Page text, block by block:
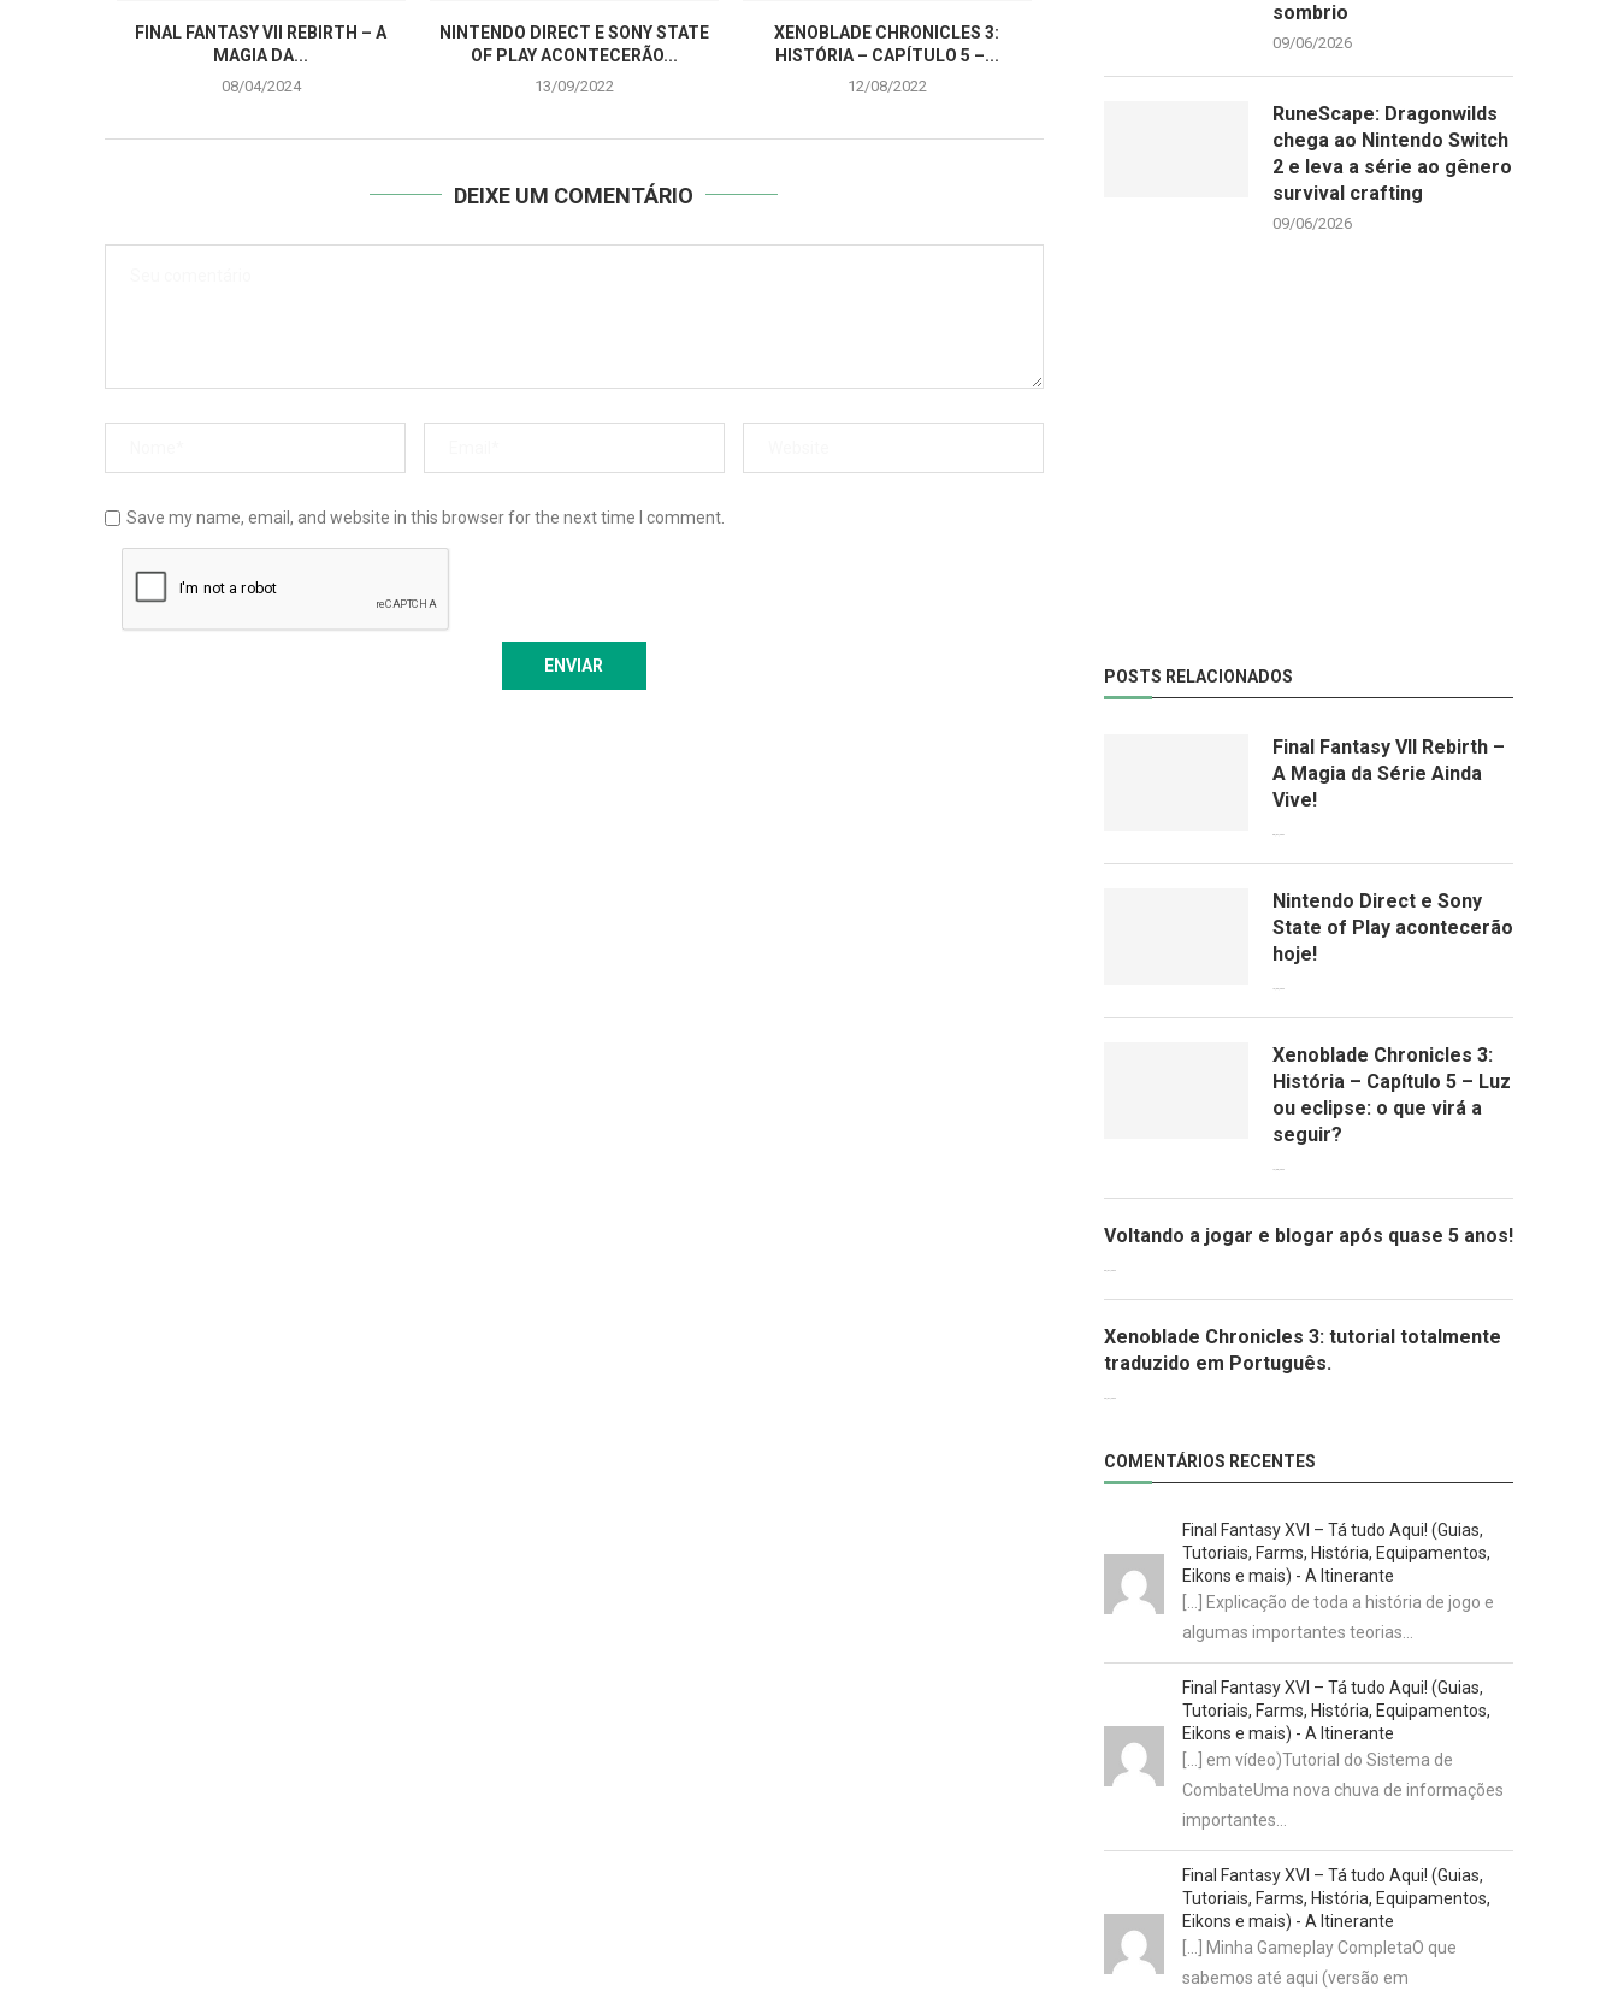
FINAL FANTASY VII REBIRTH – A
MAGIA DA...
08/04/2024
NINTENDO DIRECT E SONY STATE
OF PLAY ACONTECERÃO...
13/09/2022
XENOBLADE CHRONICLES 3:
HISTÓRIA – CAPÍTULO 5 –...
12/08/2022
DEIXE UM COMENTÁRIO
Save my name, email, and website in this browser for the next time I comment.
sombrio
09/06/2026
RuneScape: Dragonwilds
chega ao Nintendo Switch
2 e leva a série ao gênero
survival crafting
09/06/2026
POSTS RELACIONADOS
Final Fantasy VII Rebirth –
A Magia da Série Ainda
Vive!
Nintendo Direct e Sony
State of Play acontecerão
hoje!
Xenoblade Chronicles 3:
História – Capítulo 5 – Luz
ou eclipse: o que virá a
seguir?
Voltando a jogar e blogar após quase 5 anos!
Xenoblade Chronicles 3: tutorial totalmente
traduzido em Português.
COMENTÁRIOS RECENTES
Final Fantasy XVI – Tá tudo Aqui! (Guias,
Tutoriais, Farms, História, Equipamentos,
Eikons e mais) - A Itinerante
[…] Explicação de toda a história de jogo e
algumas importantes teorias…
Final Fantasy XVI – Tá tudo Aqui! (Guias,
Tutoriais, Farms, História, Equipamentos,
Eikons e mais) - A Itinerante
[…] em vídeo)Tutorial do Sistema de
CombateUma nova chuva de informações
importantes…
Final Fantasy XVI – Tá tudo Aqui! (Guias,
Tutoriais, Farms, História, Equipamentos,
Eikons e mais) - A Itinerante
[…] Minha Gameplay CompletaO que
sabemos até aqui (versão em